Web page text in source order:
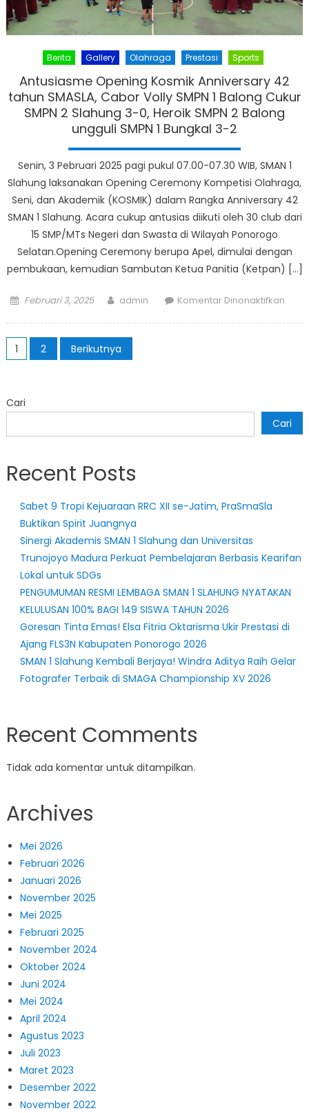
Berita Gallery Olahraga Prestasi Sports
Antusiasme Opening Kosmik Anniversary 42
tahun SMASLA, Cabor Volly SMPN 1 Balong Cukur
SMPN 2 Slahung 3-0, Heroik SMPN 2 Balong
ungguli SMPN 1 Bungkal 3-2
Senin, 3 Pebruari 2025 pagi pukul 07.00-07.30 WIB, SMAN 1
Slahung laksanakan Opening Ceremony Kompetisi Olahraga,
Seni, dan Akademik (KOSMIK) dalam Rangka Anniversary 42
SMAN 1 Slahung. Acara cukup antusias diikuti oleh 30 club dari
15 SMP/MTs Negeri dan Swasta di Wilayah Ponorogo
Selatan.Opening Ceremony berupa Apel, dimulai dengan
pembukaan, kemudian Sambutan Ketua Panitia (Ketpan) […]
Posted
Februari 3, 2025 Author
admin Komentar Dinonaktifkan
2
Navigasi
1 2 Berikutnya
Cari
Cari
Recent Posts
Sabet 9 Tropi Kejuaraan RRC XII se-Jatim, PraSmaSla
Buktikan Spirit Juangnya
Sinergi Akademis SMAN 1 Slahung dan Universitas
Trunojoyo Madura Perkuat Pembelajaran Berbasis Kearifan
Lokal untuk SDGs
PENGUMUMAN RESMI LEMBAGA SMAN 1 SLAHUNG NYATAKAN
KELULUSAN 100% BAGI 149 SISWA TAHUN 2026
Goresan Tinta Emas! Elsa Fitria Oktarisma Ukir Prestasi di
Ajang FLS3N Kabupaten Ponorogo 2026
SMAN 1 Slahung Kembali Berjaya! Windra Aditya Raih Gelar
Fotografer Terbaik di SMAGA Championship XV 2026
Recent Comments
Tidak ada komentar untuk ditampilkan.
Archives
Mei 2026
Februari 2026
Januari 2026
November 2025
Mei 2025
Februari 2025
November 2024
Oktober 2024
Juni 2024
Mei 2024
April 2024
Agustus 2023
Juli 2023
Maret 2023
Desember 2022
November 2022